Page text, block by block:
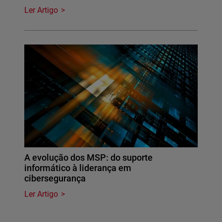
Ler Artigo
A evolução dos MSP: do suporte
informático à liderança em
cibersegurança
Ler Artigo